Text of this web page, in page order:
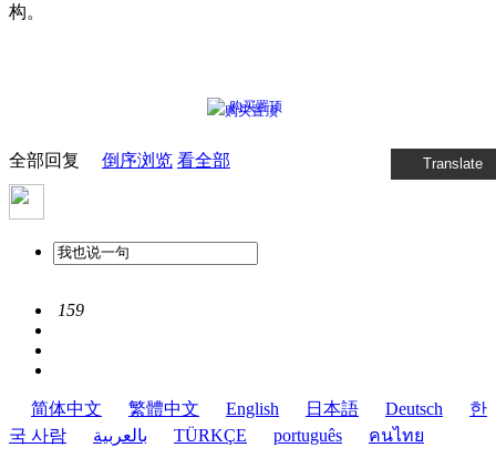
构。
购买置顶
全部回复 倒序浏览 看全部
159
Translate
简体中文 繁體中文 English 日本語 Deutsch
한
국 사람
بالعربية TÜRKÇE português คนไทย